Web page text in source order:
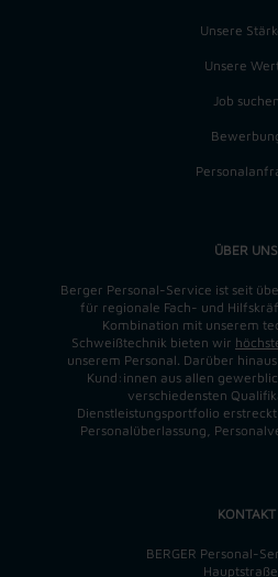
Unsere
Unsere
Job suchen
ÜBER UNS
Berger Personal-Service ist seit
für regionale Fach- und
Kombination mit unserem
Schweißtechnik bieten wir
unserem Personal. Darüber
Kund:innen aus allen
verschiedensten
Dienstleistungsportfolio
Personalüberlassung,
KONTAKT
BERGER Personal-